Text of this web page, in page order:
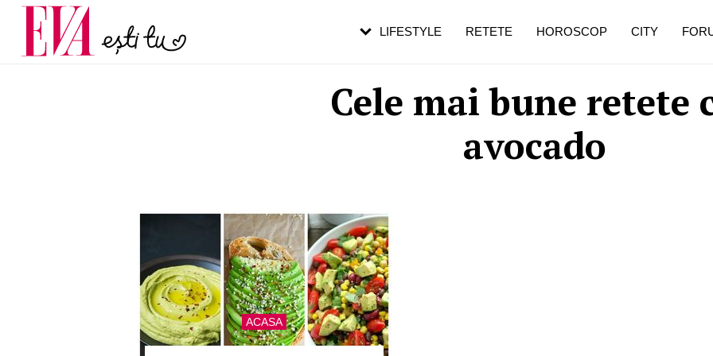
Cele mai bune retete
avocado
ACASA
LIFESTYLE RETETE HOROSCOP CITY
Carieră
Actualitate
pe măsură ce înaintezi în vârstă